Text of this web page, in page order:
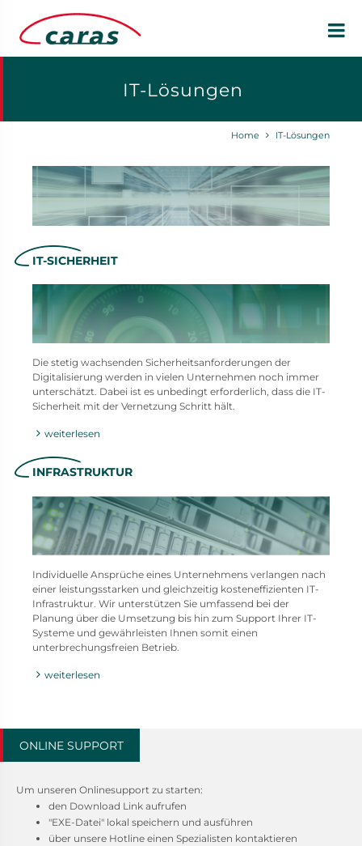
IT-Lösungen
Home IT-Lösungen
IT-SICHERHEIT
Die stetig wachsenden Sicherheitsanforderungen der
Digitalisierung werden in vielen Unternehmen noch immer
unterschätzt. Dabei ist es unbedingt erforderlich, dass die IT-
Sicherheit mit der Vernetzung Schritt hält.
weiterlesen
INFRASTRUKTUR
Individuelle Ansprüche eines Unternehmens verlangen nach
einer leistungsstarken und gleichzeitig kosteneffizienten IT-
Infrastruktur. Wir unterstützen Sie umfassend bei der
Planung über die Umsetzung bis hin zum Support Ihrer IT-
Systeme und gewährleisten Ihnen somit einen
unterbrechungsfreien Betrieb.
weiterlesen
ONLINE SUPPORT
Um unseren Onlinesupport zu starten:
den Download Link aufrufen
"EXE-Datei" lokal speichern und ausführen
über unsere Hotline einen Spezialisten kontaktieren